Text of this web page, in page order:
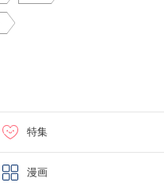
特集
漫画